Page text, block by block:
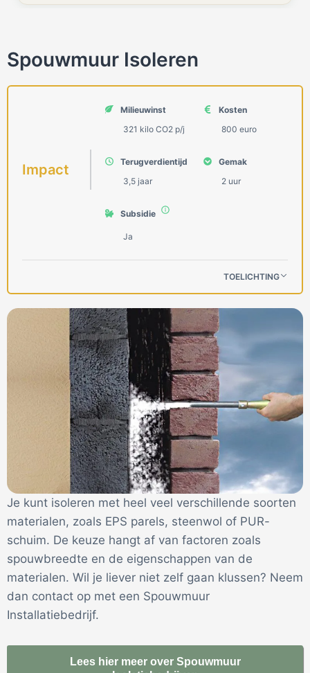
Spouwmuur Isoleren
Impact
Milieuwinst
321 kilo СО2 p/j
Kosten
800 euro
Terugverdientijd
3,5 jaar
Gemak
2 uur
Subsidie
Ja
TOELICHTING
Je kunt isoleren met heel veel verschillende soorten
materialen, zoals EPS parels, steenwol of PUR-
schuim. De keuze hangt af van factoren zoals
spouwbreedte en de eigenschappen van de
materialen. Wil je liever niet zelf gaan klussen? Neem
dan contact op met een Spouwmuur
Installatiebedrijf.
Lees hier meer over Spouwmuur